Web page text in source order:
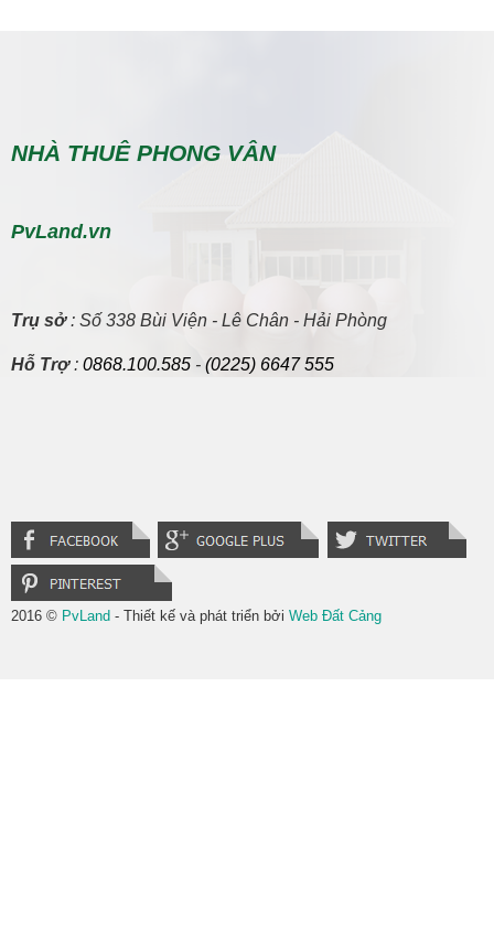
NHÀ THUÊ PHONG VÂN
PvLand.vn
Trụ sở: Số 338 Bùi Viện - Lê Chân - Hải Phòng
Hỗ Trợ: 0868.100.585 - (0225) 6647 555
2016 © PvLand - Thiết kế và phát triển bởiWeb Đất Cảng